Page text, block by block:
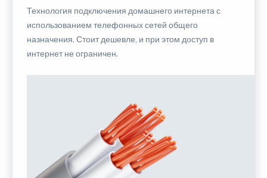
Технология подключения домашнего интернета с
использованием телефонных сетей общего
назначения. Стоит дешевле, и при этом доступ в
интернет не ограничен.